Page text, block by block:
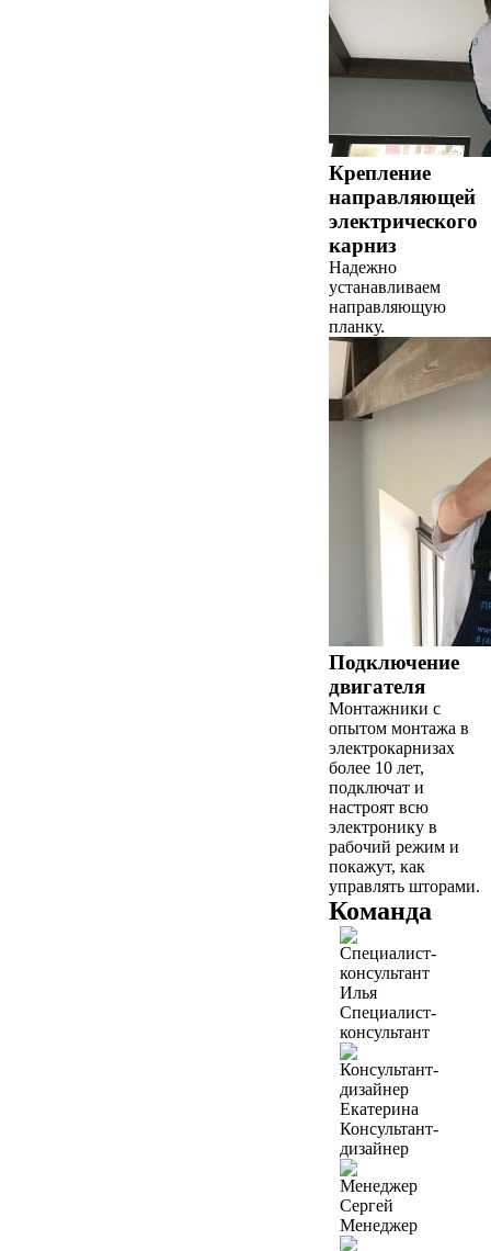
Крепление
направляющей
электрического
карниз
Надежно
устанавливаем
направляющую
планку.
Подключение
двигателя
Монтажники с
опытом монтажа в
электрокарнизах
более 10 лет,
подключат и
настроят всю
электронику в
рабочий режим и
покажут, как
управлять шторами.
Команда
Илья
Специалист-
консультант
Екатерина
Консультант-
дизайнер
Сергей
Менеджер